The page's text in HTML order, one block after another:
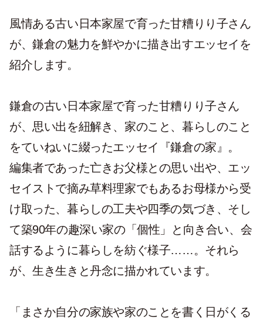
風情ある古い日本家屋で育った甘糟りり子さん
が、鎌倉の魅力を鮮やかに描き出すエッセイを
紹介します。
鎌倉の古い日本家屋で育った甘糟りり子さん
が、思い出を紐解き、家のこと、暮らしのこと
をていねいに綴ったエッセイ『鎌倉の家』。
編集者であった亡きお父様との思い出や、エッ
セイストで摘み草料理家でもあるお母様から受
け取った、暮らしの工夫や四季の気づき、そし
て築90年の趣深い家の「個性」と向き合い、会
話するように暮らしを紡ぐ様子……。それら
が、生き生きと丹念に描かれています。
「まさか自分の家族や家のことを書く日がくる